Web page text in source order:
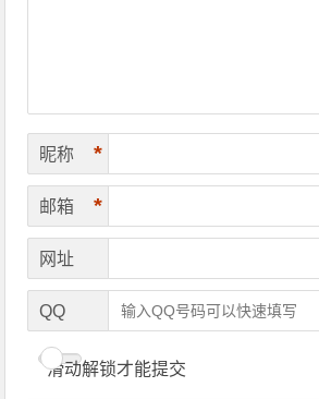
昵称 *
邮箱 *
网址
QQ
滑动解锁才能提交